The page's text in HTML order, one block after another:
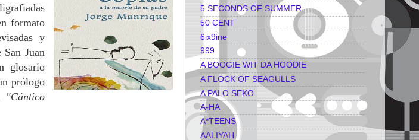
formato
y
San Juan
glosario
prólogo
"Cántico
5 SECONDS OF SUMMER
50 CENT
6ix9ine
999
A BOOGIE WIT DA HOODIE
A FLOCK OF SEAGULLS
A PALO SEKO
A-HA
A*TEENS
AALIYAH